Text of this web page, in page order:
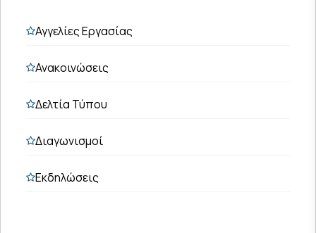
Αγγελίες Εργασίας
Ανακοινώσεις
Δελτία Τύπου
Διαγωνισμοί
Εκδηλώσεις